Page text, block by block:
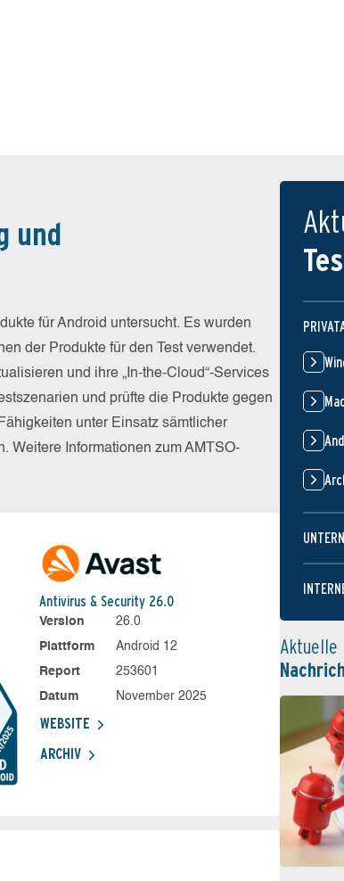
und
für Android untersucht. Es wurden
der Produkte für den Test verwendet.
und ihre „In-the-Cloud“-Services
und prüfte die Produkte gegen
unter Einsatz sämtlicher
Weitere Informationen zum AMTSO-
Antivirus & Security 26.0
Version
26.0
Plattform
Android 12
Report
253601
Datum
November 2025
WEBSITE
ARCHIV
Aktuelle